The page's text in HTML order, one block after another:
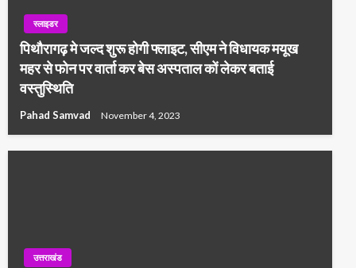
स्लाइडर
पिथौरागढ़ मे जल्द शुरू होगी फ्लाइट, सीएम ने विधायक मयूख
महर से फोन पर वार्ता कर बेस अस्पताल कों लेकर बताई
वस्तुस्थिति
Pahad Samvad November 4, 2023
उत्तराखंड